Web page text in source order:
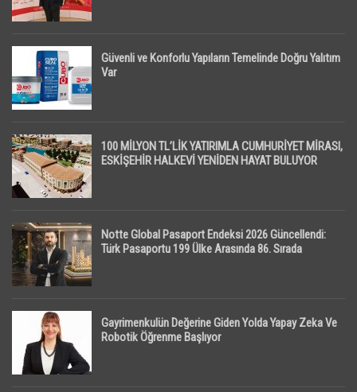
Güvenli ve Konforlu Yapıların Temelinde Doğru Yalıtım
Var
100 MİLYON TL’LİK YATIRIMLA CUMHURİYET MİRASI,
ESKİŞEHİR HALKEVİ YENİDEN HAYAT BULUYOR
Notte Global Pasaport Endeksi 2026 Güncellendi:
Türk Pasaportu 199 Ülke Arasında 86. Sırada
Gayrimenkulün Değerine Giden Yolda Yapay Zeka Ve
Robotik Öğrenme Başlıyor